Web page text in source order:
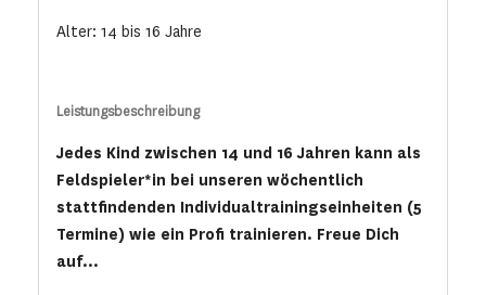
Alter: 14 bis 16 Jahre
Leistungsbeschreibung
Jedes Kind zwischen 14 und 16 Jahren kann als
Feldspieler*in bei unseren wöchentlich
stattfindenden Individualtrainingseinheiten (5
Termine) wie ein Profi trainieren. Freue Dich
auf...